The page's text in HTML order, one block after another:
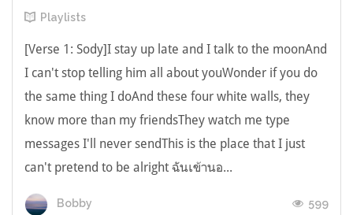
Playlists
[Verse 1: Sody]I stay up late and I talk to the moonAnd
I can't stop telling him all about youWonder if you do
the same thing I doAnd these four white walls, they
know more than my friendsThey watch me type
messages I'll never sendThis is the place that I just
can't pretend to be alright ฉันเข้านอ...
Bobby 599